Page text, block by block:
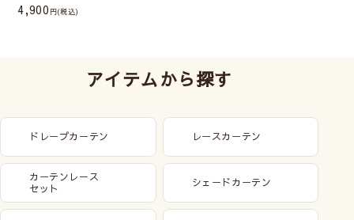
4,900 (税込)
アイテムから探す
ドレープカーテン レースカーテン
カーテンレース
セット
シェードカーテン